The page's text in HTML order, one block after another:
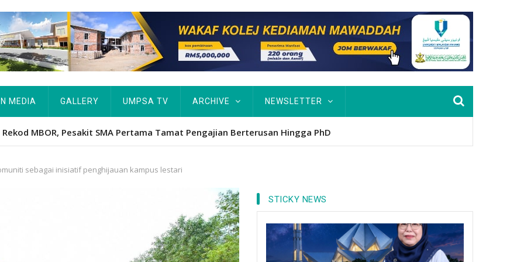
IN MEDIA GALLERY UMPSA TV ARCHIVE NEWSLETTER
academic excellence to PhD earns historic MBOR recognitio
sebagai inisiatif penghijauan kampus lestari
STICKY NEWS